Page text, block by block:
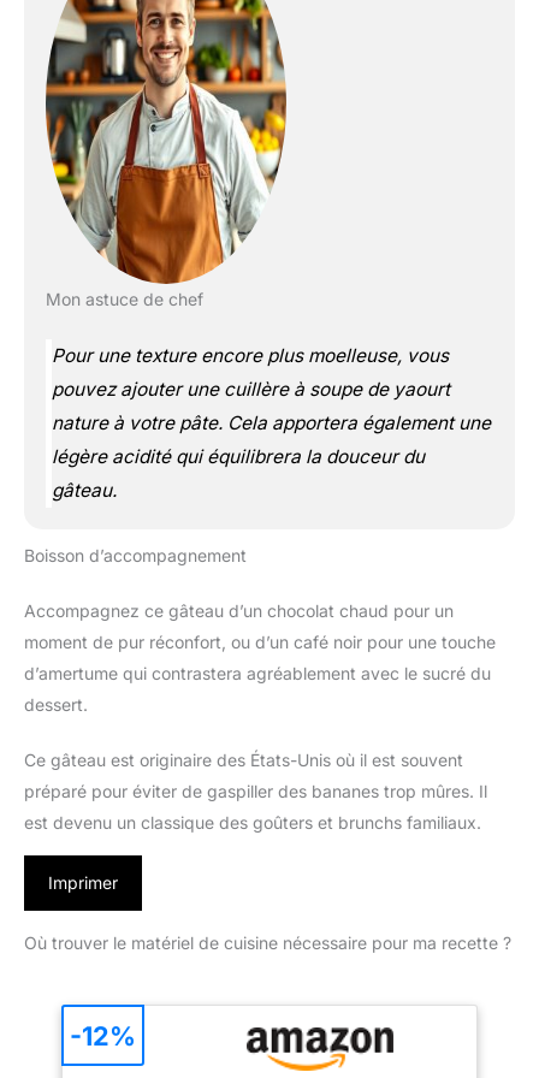
Mon astuce de chef
Pour une texture encore plus moelleuse, vous
pouvez ajouter une cuillère à soupe de yaourt
nature à votre pâte. Cela apportera également une
légère acidité qui équilibrera la douceur du
gâteau.
Boisson d’accompagnement
Accompagnez ce gâteau d’un chocolat chaud pour un
moment de pur réconfort, ou d’un café noir pour une touche
d’amertume qui contrastera agréablement avec le sucré du
dessert.
Ce gâteau est originaire des États-Unis où il est souvent
préparé pour éviter de gaspiller des bananes trop mûres. Il
est devenu un classique des goûters et brunchs familiaux.
Imprimer
Où trouver le matériel de cuisine nécessaire pour ma recette ?
-12%